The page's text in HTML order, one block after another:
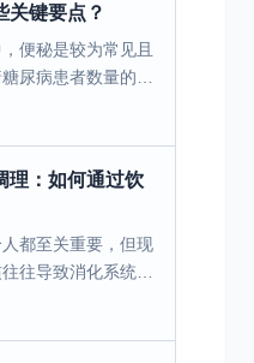
关键要点？
便秘是较为常见且
尿病患者数量的不
常引发便秘的原
理：如何通过饮
都至关重要，但现
往导致消化系统疾
饮食调理，可以有